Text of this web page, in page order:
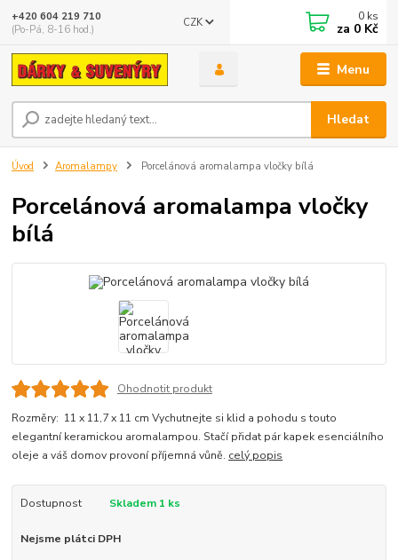
Menu
CZK
Hledat
+420 604 219 710
(Po-Pá, 8-16 hod.)
0 ks
za 0 Kč
Úvod Aromalampy Porcelánová aromalampa vločky bílá
Porcelánová aromalampa vločky
bílá
Ohodnotit produkt
Rozměry: 11 x 11,7 x 11 cm Vychutnejte si klid a pohodu s touto
elegantní keramickou aromalampou. Stačí přidat pár kapek esenciálního
oleje a váš domov provoní příjemná vůně. celý popis
Dostupnost Skladem 1 ks
Nejsme plátci DPH